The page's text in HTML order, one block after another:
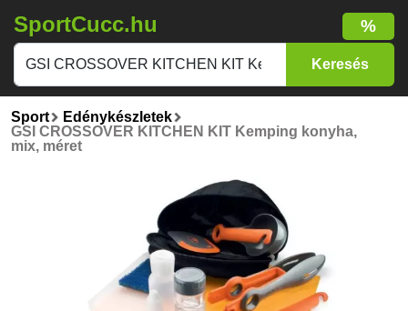
SportCucc.hu %
Sport
Edénykészletek
GSI CROSSOVER KITCHEN KIT Kemping konyha,
mix, méret